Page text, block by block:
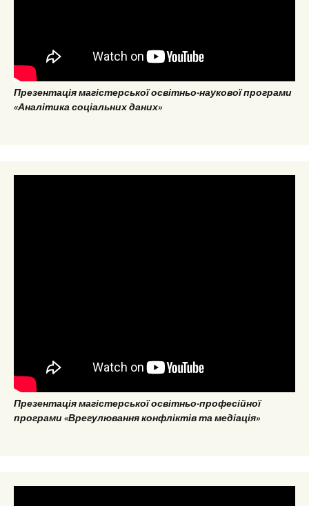
Презентація магістерської освітньо-наукової програми
«Аналітика соціальних даних»
Презентація магістерської освітньо-професійної
програми «Врегулювання конфліктів та медіація»